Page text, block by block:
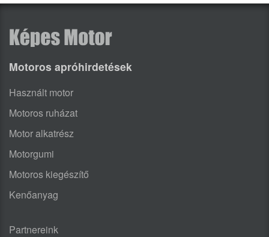
Motoros apróhirdetések
Használt motor
Motoros ruházat
Motor alkatrész
Motorgumi
Motoros kiegészítő
Kenőanyag
Partnereink